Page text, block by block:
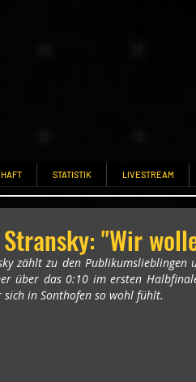
STATISTIK LIVESTREAM
"Wir
zählt zu den Publikumslieblingen
über das 0:10 im ersten
in Sonthofen so wohl fühlt.